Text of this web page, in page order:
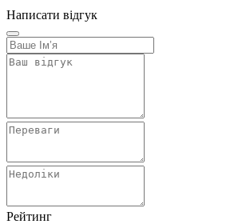
Написати відгук
Рейтинг